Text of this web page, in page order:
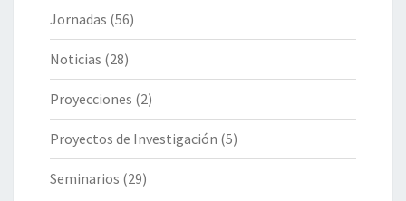
Jornadas (56)
Noticias (28)
Proyecciones (2)
Proyectos de Investigación (5)
Seminarios (29)